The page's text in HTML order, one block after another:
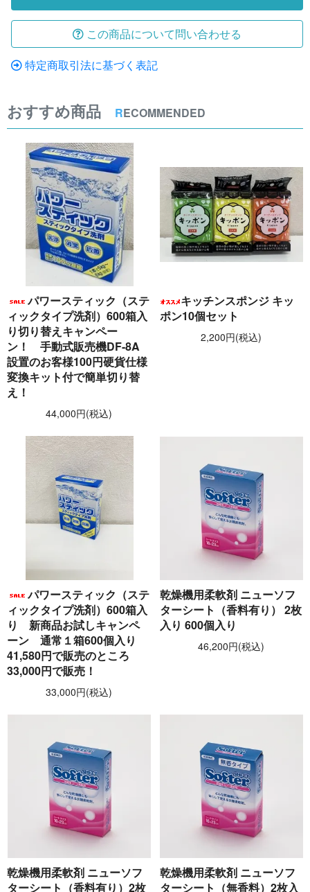
この商品について問い合わせる
特定商取引法に基づく表記
おすすめ商品 RECOMMENDED
パワースティック（ステ
ィックタイプ洗剤）600箱入
り切り替えキャンペー
ン！ 手動式販売機DF-8A
設置のお客様100円硬貨仕様
変換キット付で簡単切り替
え！
44,000円(税込)
キッチンスポンジ キッ
ポン10個セット
2,200円(税込)
パワースティック（ステ
ィックタイプ洗剤）600箱入
り 新商品お試しキャンペ
ーン 通常１箱600個入り
41,580円で販売のところ
33,000円で販売！
33,000円(税込)
乾燥機用柔軟剤 ニューソフ
ターシート（香料有り） 2枚
入り 600個入り
46,200円(税込)
乾燥機用柔軟剤 ニューソフ
ターシート（香料有り）2枚
乾燥機用柔軟剤 ニューソフ
ターシート（無香料）2枚入